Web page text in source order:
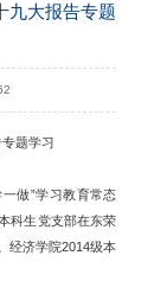
九大报告专题
题学习
做”学习教育常态
科生党支部在东荣
经济学院2014级本